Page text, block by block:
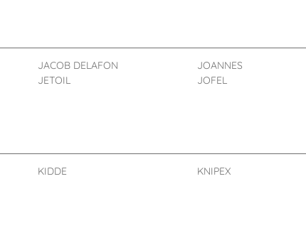
JACOB DELAFON
JETOIL
JOANNES
JOFEL
KIDDE KNIPEX